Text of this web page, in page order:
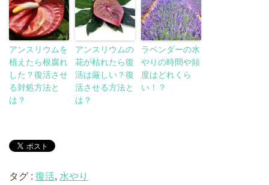
アンスリウムを
植えたら根腐れ
した？復活させ
る対処方法と
は？
アンスリウムの
花が枯れたら復
活は厳しい？復
活させる方法と
は？
ラベンダーの水
やりの時間や頻
度はどれくら
い！？
タグ : 復活, 水やり